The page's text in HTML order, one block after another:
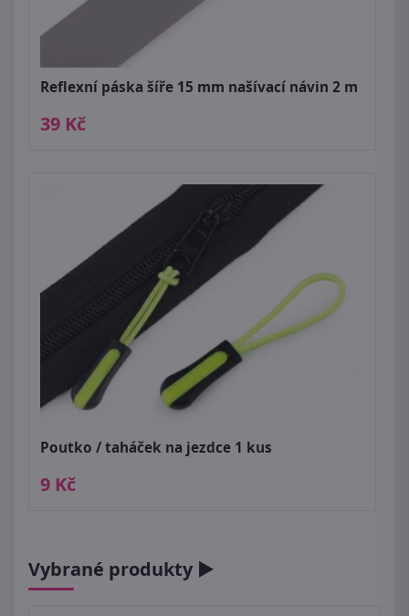
Reflexní páska šíře 15 mm našívací návin 2 m
39 Kč
Poutko / taháček na jezdce 1 kus
9 Kč
Vybrané produkty ►